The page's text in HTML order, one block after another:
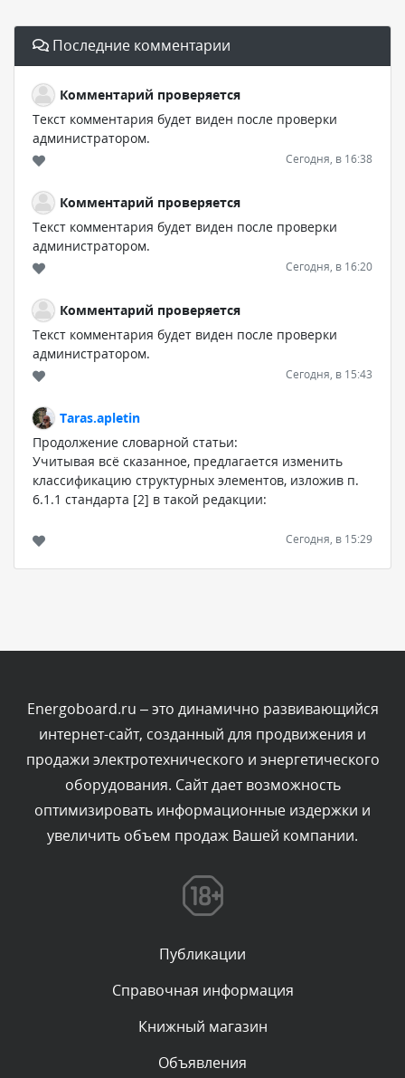
Последние комментарии
Комментарий проверяется
Текст комментария будет виден после проверки
администратором.
Сегодня, в 16:38
Комментарий проверяется
Текст комментария будет виден после проверки
администратором.
Сегодня, в 16:20
Комментарий проверяется
Текст комментария будет виден после проверки
администратором.
Сегодня, в 15:43
Taras.apletin
Продолжение словарной статьи:
Учитывая всё сказанное, предлагается изменить
классификацию структурных элементов, изложив п.
6.1.1 стандарта [2] в такой редакции:
6.1.1 В общем случае в ТД, содержащие в основном
- разделы:
- содержание;
- обозначения и сокращения;
- термины и определения;
- разделы, составляющие основное тематического
Сегодня, в 15:29
Текст комментария будет виден после проверки
администратором.
Сегодня, в 13:48
Комментарий проверяется
Текст комментария будет виден после проверки
администратором.
Комментарий проверяется
Текст комментария будет виден после проверки
Energoboard.ru – это динамично развивающийся
интернет-сайт, созданный для продвижения и
продажи электротехнического и энергетического
оборудования. Сайт дает возможность
оптимизировать информационные издержки и
увеличить объем продаж Вашей компании.
Публикации
Справочная информация
Книжный магазин
Объявления